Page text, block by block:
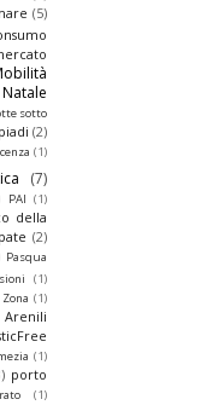
(5)
Natale
sotto
(2)
(1)
(7)
PAI (1)
della
(2)
Pasqua
(1)
(1)
Arenili
(1)
porto
(1)